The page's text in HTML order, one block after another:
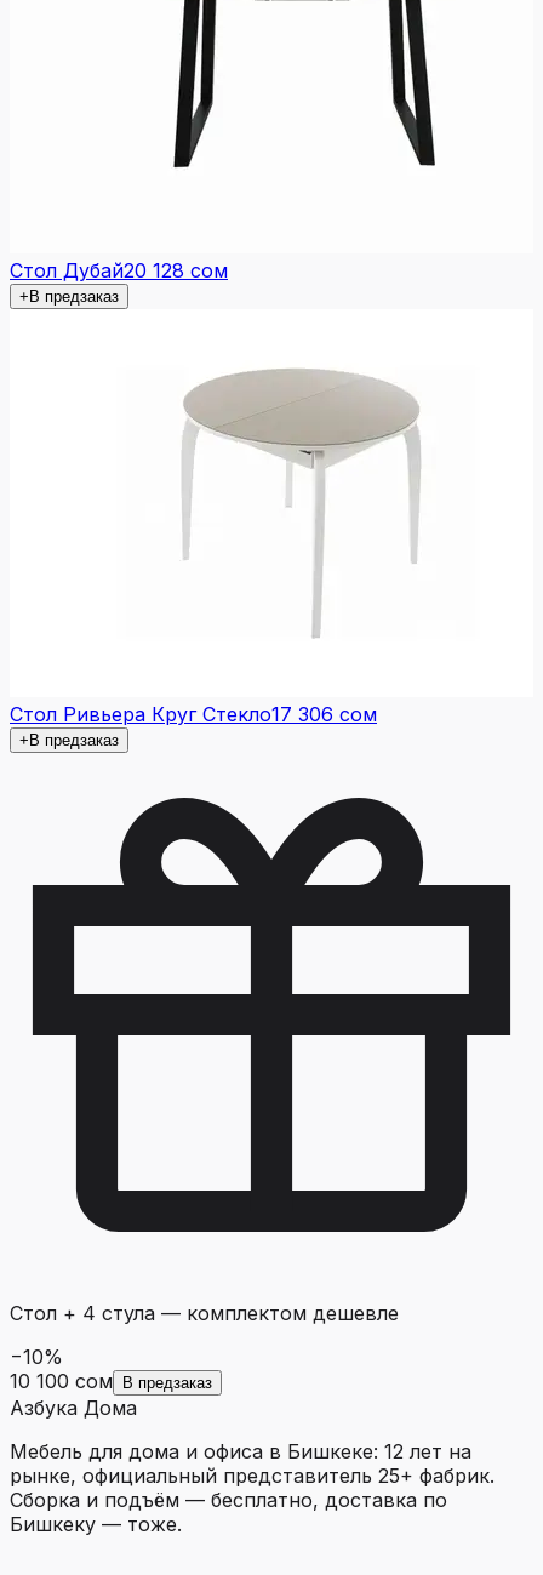
Стол Дубай20 128 сом
+В предзаказ
Стол Ривьера Круг Стекло17 306 сом
+В предзаказ
Стол + 4 стула — комплектом дешевле
−10%
10 100 сом В предзаказ
Азбука Дома
Мебель для дома и офиса в Бишкеке: 12 лет на
рынке, официальный представитель 25+ фабрик.
Сборка и подъём — бесплатно, доставка по
Бишкеку — тоже.